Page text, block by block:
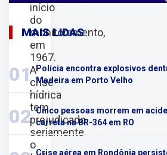
início
do
monitoramento,
em
1967.
A
crise
hídrica
tem
prejudicado
seriamente
o
MAIS LIDAS
01
Polícia encontra explosivos
Madeira em Porto Velho
02 Cinco pessoas morrem em
carreta na BR-364 em RO
Crise aérea em Rondônia